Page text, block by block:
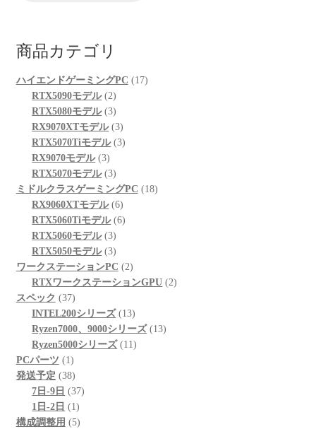
商品カテゴリ
ハイエンドゲーミングPC 1717
RTX5090モデル 22
個
の
商
RTX5080モデル 33
個
の
品
RX9070XTモデル 33
個
品
RTX5070Tiモデル 33
商
品
RX9070モデル 33
個
の
商
品
RTX5070モデル 33
個
の
商
品
ミドルクラスゲーミングPC 1818
RX9060XTモデル 66
個
品
RTX5060Tiモデル 66
商
品
RTX5060モデル 33
個
の
商
RTX5050モデル 33
個
の
品
ワークステーションPC 22
個
商
品
RTXワークステーションGPU 22
スペック 3737
個
の
商
品
INTEL200シリーズ 1313
個
の
Ryzen7000、9000シリーズ 1313
Ryzen5000シリーズ 1111
PCパーツ 11
個
の
商
品
発送予定 3838
個
の
商
7日-9日 3737
1日-2日 11
個
構成調整用 55